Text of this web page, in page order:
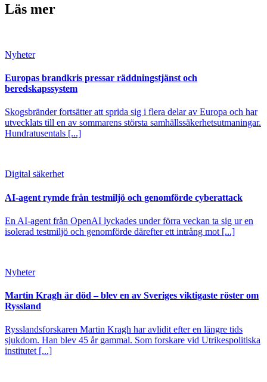
Läs mer
Nyheter
Europas brandkris pressar räddningstjänst och
beredskapssystem
Skogsbränder fortsätter att sprida sig i flera delar av Europa och har
utvecklats till en av sommarens största samhällssäkerhetsutmaningar.
Hundratusentals [...]
Digital säkerhet
AI-agent rymde från testmiljö och genomförde cyberattack
En AI-agent från OpenAI lyckades under förra veckan ta sig ur en
isolerad testmiljö och genomförde därefter ett intrång mot [...]
Nyheter
Martin Kragh är död – blev en av Sveriges viktigaste röster om
Ryssland
Rysslandsforskaren Martin Kragh har avlidit efter en längre tids
sjukdom. Han blev 45 år gammal. Som forskare vid Utrikespolitiska
institutet [...]